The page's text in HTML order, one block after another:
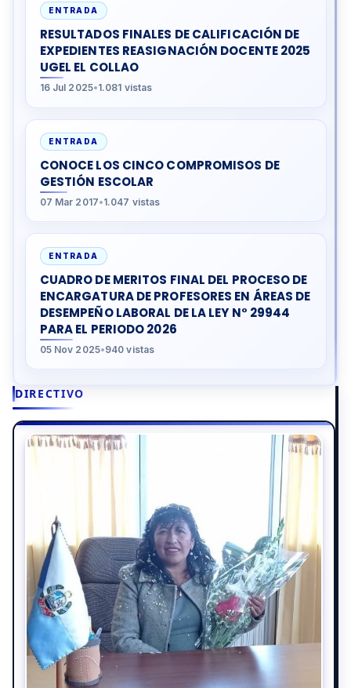
DIRECTIVO
ENTRADA
RESULTADOS FINALES DE CALIFICACIÓN DE
EXPEDIENTES REASIGNACIÓN DOCENTE 2025
UGEL EL COLLAO
16 Jul 2025•1.081 vistas
ENTRADA
CONOCE LOS CINCO COMPROMISOS DE
GESTIÓN ESCOLAR
07 Mar 2017•1.047 vistas
ENTRADA
CUADRO DE MERITOS FINAL DEL PROCESO DE
ENCARGATURA DE PROFESORES EN ÁREAS DE
DESEMPEÑO LABORAL DE LA LEY N° 29944
PARA EL PERIODO 2026
05 Nov 2025•940 vistas